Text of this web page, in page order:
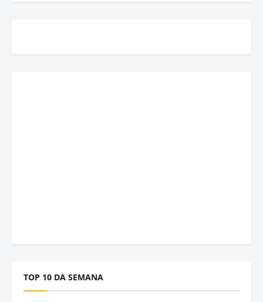
TOP 10 DA SEMANA